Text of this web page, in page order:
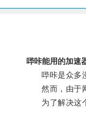
哔咔能用的加速
哔咔是众多漫
然而，由于网
为了解决这个